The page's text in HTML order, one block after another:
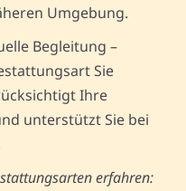
Umgebung.
Begleitung –
Sie
Ihre
unterstützt Sie bei
erfahren: